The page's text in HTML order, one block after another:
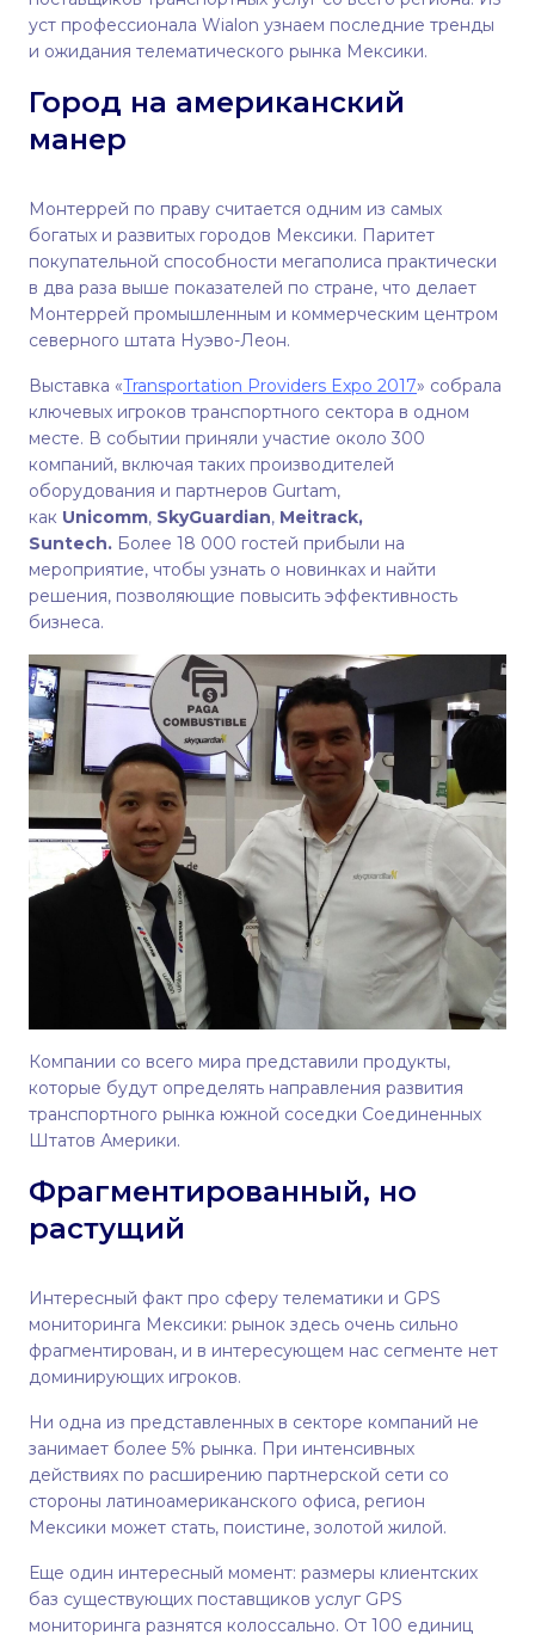
уст профессионала Wialon узнаем последние тренды
и ожидания телематического рынка Мексики.
Город на американский
манер
Монтеррей по праву считается одним из самых
богатых и развитых городов Мексики. Паритет
покупательной способности мегаполиса практически
в два раза выше показателей по стране, что делает
Монтеррей промышленным и коммерческим центром
северного штата Нуэво-Леон.
Выставка «Transportation Providers Expo 2017» собрала
ключевых игроков транспортного сектора в одном
месте. В событии приняли участие около 300
компаний, включая таких производителей
оборудования и партнеров Gurtam,
как Unicomm, SkyGuardian, Meitrack,
Suntech. Более 18 000 гостей прибыли на
мероприятие, чтобы узнать о новинках и найти
решения, позволяющие повысить эффективность
бизнеса.
Компании со всего мира представили продукты,
которые будут определять направления развития
транспортного рынка южной соседки Соединенных
Штатов Америки.
Фрагментированный, но
растущий
Интересный факт про сферу телематики и GPS
мониторинга Мексики: рынок здесь очень сильно
фрагментирован, и в интересующем нас сегменте нет
доминирующих игроков.
Ни одна из представленных в секторе компаний не
занимает более 5% рынка. При интенсивных
действиях по расширению партнерской сети со
стороны латиноамериканского офиса, регион
Мексики может стать, поистине, золотой жилой.
Еще один интересный момент: размеры клиентских
баз существующих поставщиков услуг GPS
мониторинга разнятся колоссально. От 100 единиц